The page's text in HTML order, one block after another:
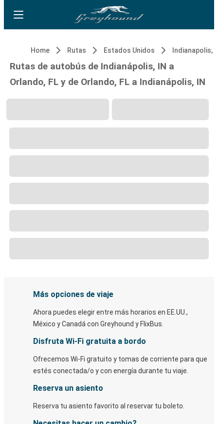
Home Rutas Estados Unidos Indianapolis,
Rutas de autobús de Indianápolis, IN a
Orlando, FL y de Orlando, FL a Indianápolis, IN
Más opciones de viaje
Ahora puedes elegir entre más horarios en EE.UU.,
México y Canadá con Greyhound y FlixBus.
Disfruta Wi-Fi gratuita a bordo
Ofrecemos Wi-Fi gratuito y tomas de corriente para que
estés conectada/o y con energía durante tu viaje.
Reserva un asiento
Reserva tu asiento favorito al reservar tu boleto.